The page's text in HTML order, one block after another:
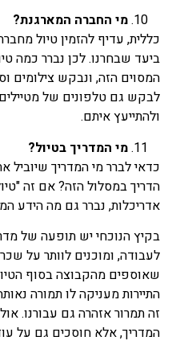
מי החברה המארגנת?
כללית, עדיף להזמין טיול
ביעד שבחרנו. לכן נברר כמה
המסוים הזה, ונבקש צילומים
לבקש גם טלפונים של
ולהתייעץ איתם.
מי המדריך בטיול?
כדאי לברר מי המדריך
הדריך במסלול הזה? אם זה
אדריכלות, נברר גם מה הידע
בקיץ הנוכחי יש תופעה של
לעבודה, ומוכנים לוותר על
שאוספים מהקבוצה בסוף
התיירות מעניקה לו תמורה
זה תמרור אזהרה גם עבורנו.
המדריך, אלא חוסכים גם על